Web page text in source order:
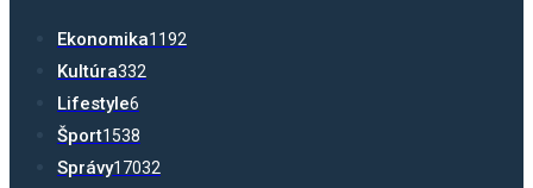
Ekonomika1192
Kultúra332
Lifestyle6
Šport1538
Správy17032